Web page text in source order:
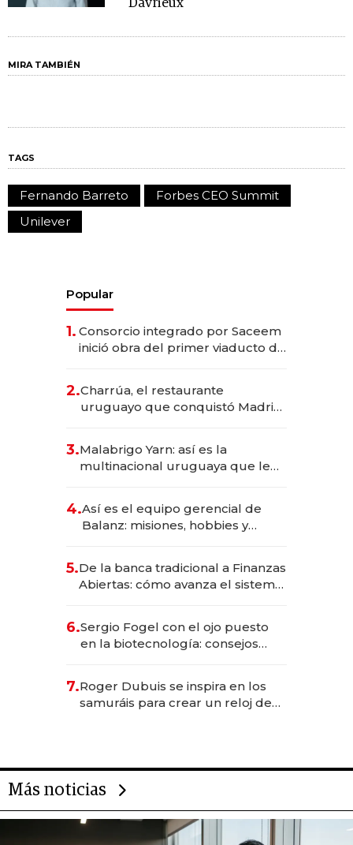
Davrieux
MIRA TAMBIÉN
TAGS
Fernando Barreto
Forbes CEO Summit
Unilever
Popular
1. Consorcio integrado por Saceem
inició obra del primer viaducto de
millones
2.Charrúa, el restaurante
uruguayo que conquistó Madrid:
anticipación y prepara apertura
3.Malabrigo Yarn: así es la
multinacional uruguaya que le
4.Así es el equipo gerencial de
Balanz: misiones, hobbies y
5.De la banca tradicional a Finanzas
Abiertas: cómo avanza el sistema
6.Sergio Fogel con el ojo puesto
en la biotecnología: consejos
rol de la IA
7.Roger Dubuis se inspira en los
samuráis para crear un reloj de
Más noticias